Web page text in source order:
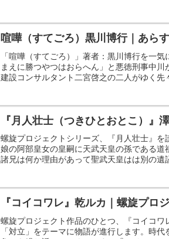
喧嘩（すてごろ）黒川博行｜あ
「喧嘩（すてごろ）」著者：黒川博行を一
まえに勝つやつはおらへん」と悪徳刑事中
建設コンサルタント二宮啓之の二人がゆく先
『月人壮士（つきひとおとこ）』
螺旋プロジェクトシリーズ、『月人壮士』
娘の阿部皇女の皇嗣に天武天皇の孫である
諸兄は何か理由があって聖武天皇はは別の遺
『コイコワレ』乾ルカ｜螺旋プロ
螺旋プロジェクト作品のひとつ、『コイコ
「対立」をテーマに物語が進行します。時